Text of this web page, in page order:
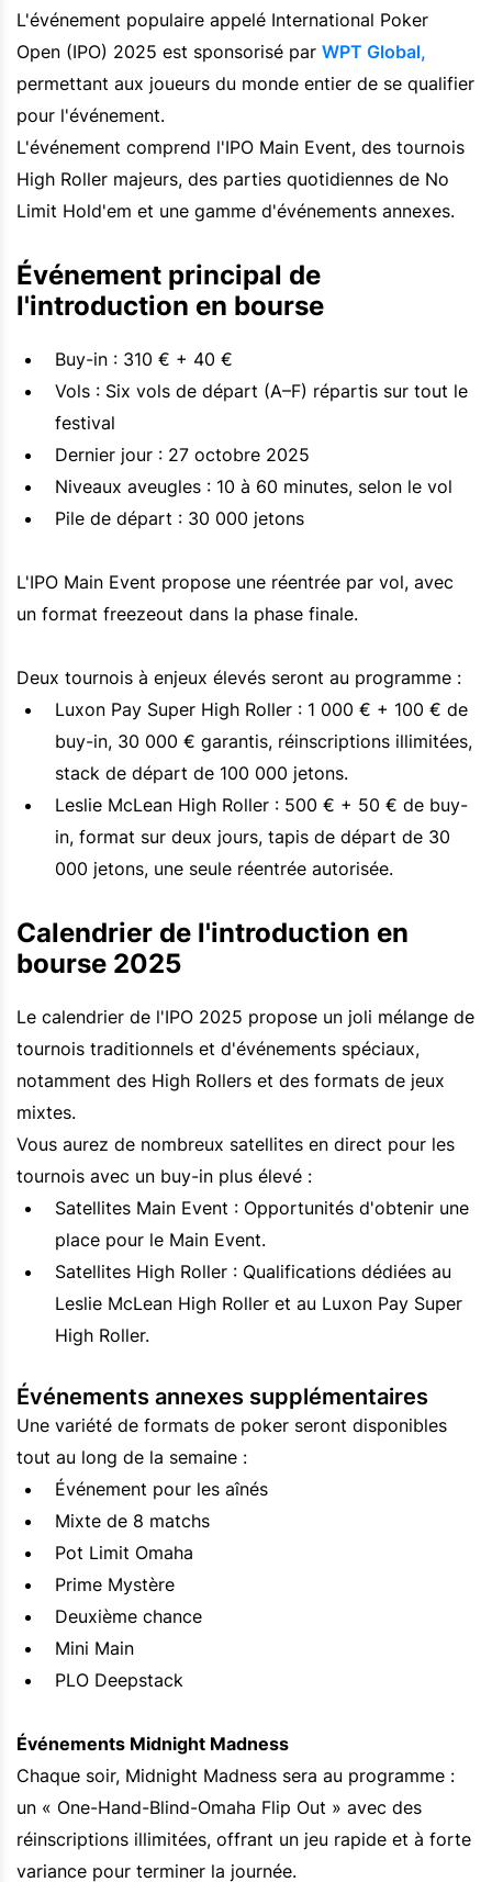
L'événement populaire appelé International Poker
Open (IPO) 2025 est sponsorisé par WPT Global,
permettant aux joueurs du monde entier de se qualifier
pour l'événement.
L'événement comprend l'IPO Main Event, des tournois
High Roller majeurs, des parties quotidiennes de No
Limit Hold'em et une gamme d'événements annexes.
Événement principal de
l'introduction en bourse
Buy-in : 310 € + 40 €
Vols : Six vols de départ (A–F) répartis sur tout le
festival
Dernier jour : 27 octobre 2025
Niveaux aveugles : 10 à 60 minutes, selon le vol
Pile de départ : 30 000 jetons
L'IPO Main Event propose une réentrée par vol, avec
un format freezeout dans la phase finale.
Deux tournois à enjeux élevés seront au programme :
Luxon Pay Super High Roller : 1 000 € + 100 € de
buy-in, 30 000 € garantis, réinscriptions illimitées,
stack de départ de 100 000 jetons.
Leslie McLean High Roller : 500 € + 50 € de buy-
in, format sur deux jours, tapis de départ de 30
000 jetons, une seule réentrée autorisée.
Calendrier de l'introduction en
bourse 2025
Le calendrier de l'IPO 2025 propose un joli mélange de
tournois traditionnels et d'événements spéciaux,
notamment des High Rollers et des formats de jeux
mixtes.
Vous aurez de nombreux satellites en direct pour les
tournois avec un buy-in plus élevé :
Satellites Main Event : Opportunités d'obtenir une
place pour le Main Event.
Satellites High Roller : Qualifications dédiées au
Leslie McLean High Roller et au Luxon Pay Super
High Roller.
Événements annexes supplémentaires
Une variété de formats de poker seront disponibles
tout au long de la semaine :
Événement pour les aînés
Mixte de 8 matchs
Pot Limit Omaha
Prime Mystère
Deuxième chance
Mini Main
PLO Deepstack
Événements Midnight Madness
Chaque soir, Midnight Madness sera au programme :
un « One-Hand-Blind-Omaha Flip Out » avec des
réinscriptions illimitées, offrant un jeu rapide et à forte
variance pour terminer la journée.